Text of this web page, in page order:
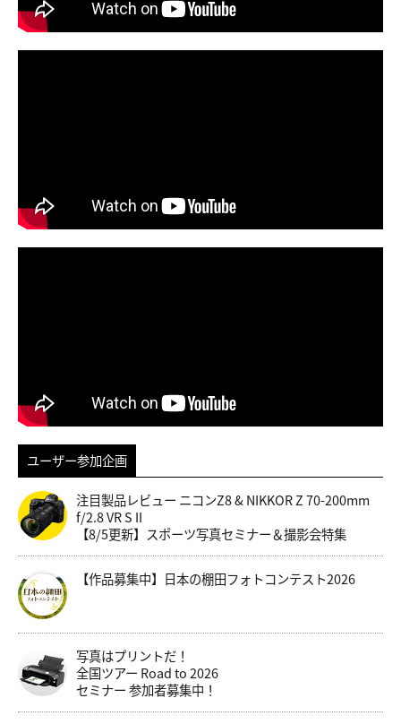
ユーザー参加企画
注目製品レビュー ニコンZ8 & NIKKOR Z 70-200mm
f/2.8 VR S II
【8/5更新】スポーツ写真セミナー＆撮影会特集
【作品募集中】日本の棚田フォトコンテスト2026
写真はプリントだ！
全国ツアー Road to 2026
セミナー 参加者募集中！